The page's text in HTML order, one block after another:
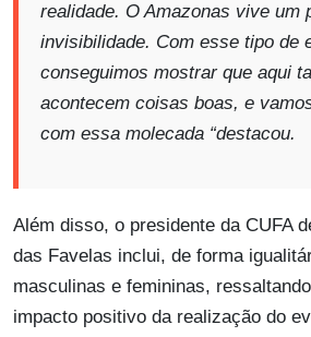
realidade. O Amazonas vive um
invisibilidade. Com esse tipo de
conseguimos mostrar que aqui
acontecem coisas boas, e
com essa molecada “destacou.
Além disso, o presidente da CUFA
das Favelas inclui, de forma
masculinas e femininas,
impacto positivo da realização do